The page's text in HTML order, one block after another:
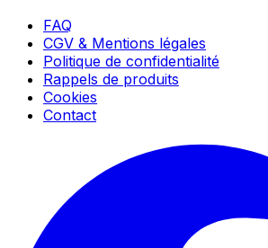
FAQ
CGV & Mentions légales
Politique de confidentialité
Rappels de produits
Cookies
Contact